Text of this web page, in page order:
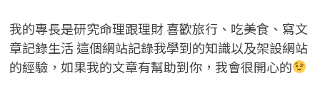
我的專長是研究命理跟理財 喜歡旅行、吃美食、寫文
章記錄生活 這個網站記錄我學到的知識以及架設網站
的經驗，如果我的文章有幫助到你，我會很開心的